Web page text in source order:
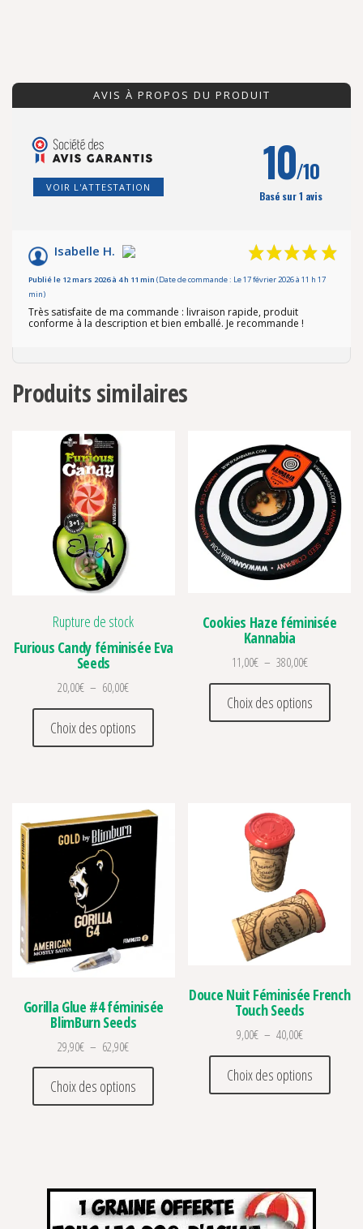
AVIS À PROPOS DU PRODUIT
VOIR L'ATTESTATION 10/10
Basé sur 1 avis
Isabelle H.
Publié le 12 mars 2026 à 4 h 11 min (Date de commande : Le 17 février 2026 à 11 h 17
min)
Très satisfaite de ma commande : livraison rapide, produit
conforme à la description et bien emballé. Je recommande !
Produits similaires
Rupture de stock
Furious Candy féminisée Eva
Seeds
20,00€ – 60,00€Plage de prix : 20,00€ à 60,00€
Choix des options
Ce produit a plusieurs variations. Les
Cookies Haze féminisée
Kannabia
11,00€ – 380,00€Plage de
Choix des options
Ce
Gorilla Glue #4 féminisée
BlimBurn Seeds
29,90€ – 62,90€Plage de prix : 29,90€ à 62,90€
Choix des options
Ce produit a plusieurs variations. Les
Douce Nuit Féminisée French
Touch Seeds
9,00€ – 40,00€Plage de prix
Choix des options
Ce